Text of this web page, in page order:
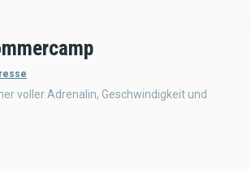
voller Adrenalin, Geschwindigkeit und